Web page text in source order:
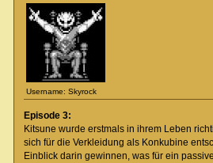
Username: Skyrock
Episode 3:
Kitsune wurde erstmals in ihrem Leben
sich für die Verkleidung als Konkubine
Einblick darin gewinnen, was für ein